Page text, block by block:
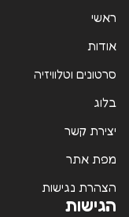
ראשי
אודות
סרטונים וטלוויזיה
בלוג
יצירת קשר
מפת אתר
הצהרת נגישות
הגישות